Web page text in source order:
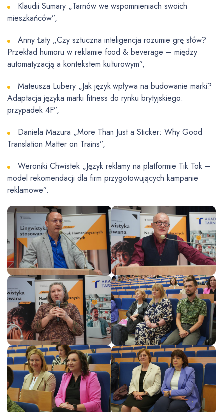
Klaudii Sumary „Tarnów we wspomnieniach swoich
mieszkańców”,
Anny Łaty „Czy sztuczna inteligencja rozumie grę słów?
Przekład humoru w reklamie food & beverage – między
automatyzacją a kontekstem kulturowym”,
Mateusza Lubery „Jak język wpływa na budowanie marki?
Adaptacja języka marki fitness do rynku brytyjskiego:
przypadek 4F”,
Daniela Mazura „More Than Just a Sticker: Why Good
Translation Matter on Trains”,
Weroniki Chwistek „Język reklamy na platformie Tik Tok –
model rekomendacji dla firm przygotowujących kampanie
reklamowe”.